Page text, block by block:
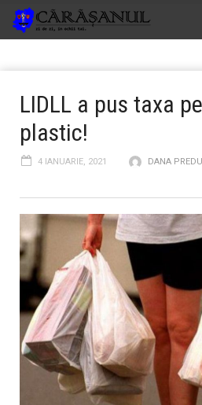
LIDLL a pus taxa
plastic!
4 IANUARIE, 2021 DANA